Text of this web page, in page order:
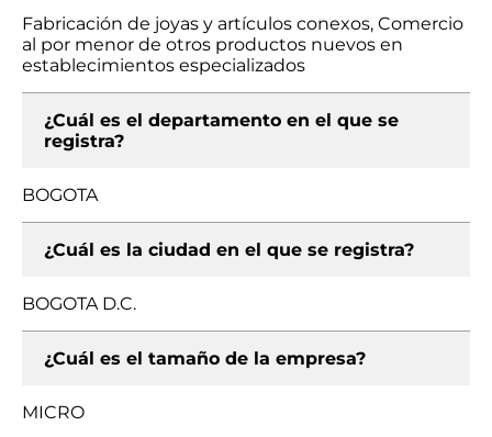
Fabricación de joyas y artículos conexos, Comercio
al por menor de otros productos nuevos en
establecimientos especializados
¿Cuál es el departamento en el que se
registra?
BOGOTA
¿Cuál es la ciudad en el que se registra?
BOGOTA D.C.
¿Cuál es el tamaño de la empresa?
MICRO